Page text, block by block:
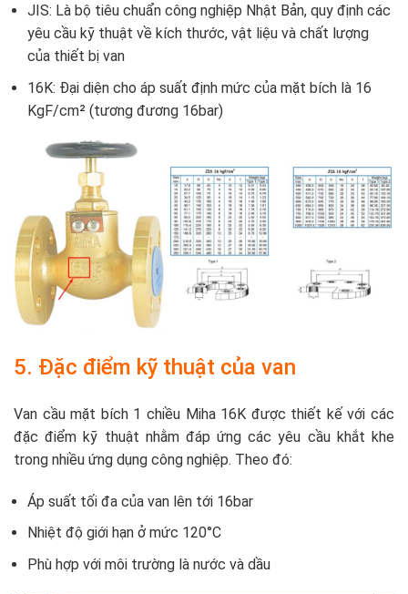
JIS: Là bộ tiêu chuẩn công nghiệp Nhật Bản, quy định các
yêu cầu kỹ thuật về kích thước, vật liệu và chất lượng
của thiết bị van
16K: Đại diện cho áp suất định mức của mặt bích là 16
KgF/cm² (tương đương 16bar)
5. Đặc điểm kỹ thuật của van
Van cầu mặt bích 1 chiều Miha 16K được thiết kế với các
đặc điểm kỹ thuật nhằm đáp ứng các yêu cầu khắt khe
trong nhiều ứng dụng công nghiệp. Theo đó:
Áp suất tối đa của van lên tới 16bar
Nhiệt độ giới hạn ở mức 120°C
Phù hợp với môi trường là nước và dầu